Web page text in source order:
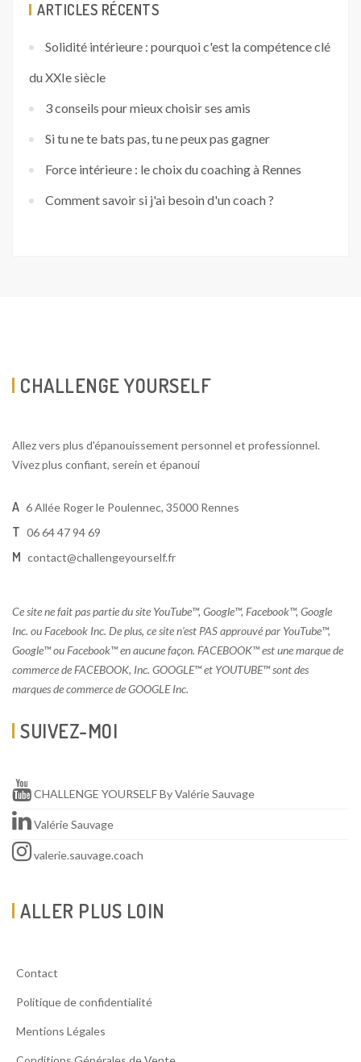
ARTICLES RÉCENTS
Solidité intérieure : pourquoi c'est la compétence clé
du XXIe siècle
3 conseils pour mieux choisir ses amis
Si tu ne te bats pas, tu ne peux pas gagner
Force intérieure : le choix du coaching à Rennes
Comment savoir si j'ai besoin d'un coach ?
CHALLENGE YOURSELF
Allez vers plus d'épanouissement personnel et professionnel.
Vivez plus confiant, serein et épanoui
A 6 Allée Roger le Poulennec, 35000 Rennes
T 06 64 47 94 69
M contact@challengeyourself.fr
Ce site ne fait pas partie du site YouTube™, Google™, Facebook™, Google
Inc. ou Facebook Inc. De plus, ce site n’est PAS approuvé par YouTube™,
Google™ ou Facebook™ en aucune façon. FACEBOOK™ est une marque de
commerce de FACEBOOK, Inc. GOOGLE™ et YOUTUBE™ sont des
marques de commerce de GOOGLE Inc.
SUIVEZ-MOI
CHALLENGE YOURSELF By Valérie Sauvage
Valérie Sauvage
valerie.sauvage.coach
ALLER PLUS LOIN
Contact
Politique de confidentialité
Mentions Légales